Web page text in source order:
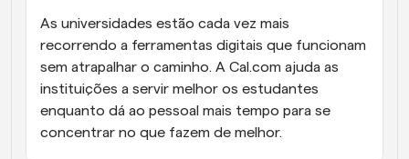
As universidades estão cada vez mais
recorrendo a ferramentas digitais que funcionam
sem atrapalhar o caminho. A Cal.com ajuda as
instituições a servir melhor os estudantes
enquanto dá ao pessoal mais tempo para se
concentrar no que fazem de melhor.